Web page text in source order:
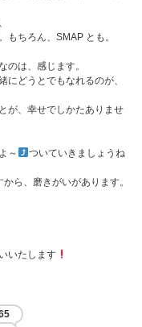
もちろん、SMAP とも。
のは、感じます。
にどうとでもなれるのが、
が、幸せでしかたありませ
～
ついていきましょうね
ら、磨きがいがあります。
いたします